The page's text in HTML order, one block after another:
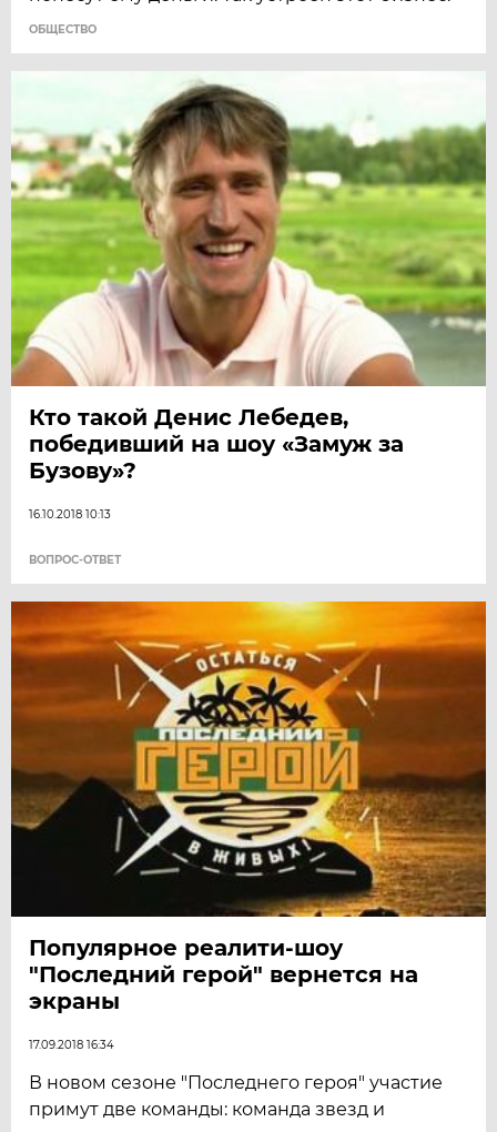
ОБЩЕСТВО
Кто такой Денис Лебедев,
победивший на шоу «Замуж за
Бузову»?
16.10.2018 10:13
ВОПРОС-ОТВЕТ
Популярное реалити-шоу
"Последний герой" вернется на
экраны
17.09.2018 16:34
В новом сезоне "Последнего героя" участие
примут две команды: команда звезд и